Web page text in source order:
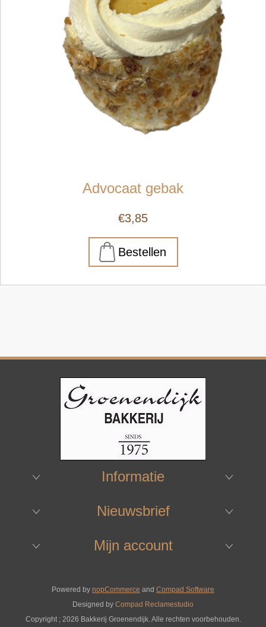
Advocaat gebak
€3,85
Informatie
Nieuwsbrief
Mijn account
Powered by nopCommerce and Compad Software
Designed by Compad Reclamestudio
Copyright ; 2026 Bakkerij Groenendijk. Alle rechten voorbehouden.